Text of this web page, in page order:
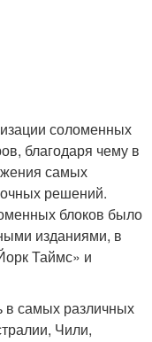
соломенных
благодаря чему в
самых
решений.
блоков было
изданиями, в
Таймс» и
в самых различных
Чили,